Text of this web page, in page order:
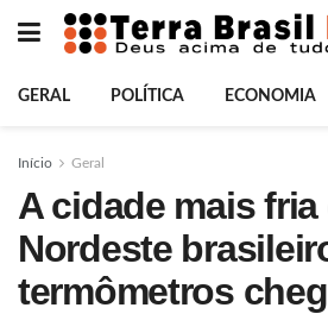
GERAL POLÍTICA ECONOMIA
Início Geral
A cidade mais
Nordeste
termômetros